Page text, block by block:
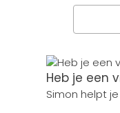
Heb je een
Simon helpt